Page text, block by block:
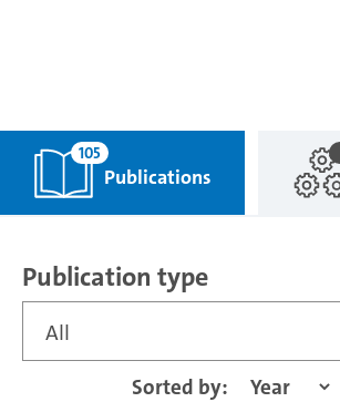
Publications
105
Publication type
All
Sorted by: